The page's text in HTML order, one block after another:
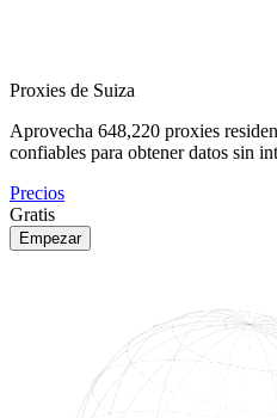
Proxies de Suiza
Aprovecha 648,220 proxies
confiables para obtener datos sin
Precios
Gratis
Empezar